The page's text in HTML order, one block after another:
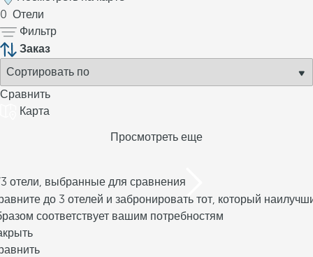
0 Отели
Фильтр
Заказ
Сравнить
Карта
Просмотреть еще
отели, выбранные для сравнения
до 3 отелей и забронировать тот, который
соответствует вашим потребностям